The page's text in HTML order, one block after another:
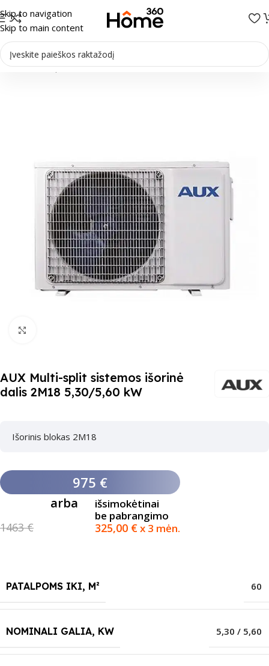
Skip to navigation
Skip to main content
Pradžia/Multi-Split sistemos/Išoriniai blokai
AUX Multi-split sistemos išorinė
dalis 2M18 5,30/5,60 kW
Išorinis blokas 2M18
975 €
1463 €
arba
išsimokėtinai
be pabrangimo
325,00 €x 3 mėn.
PATALPOMS IKI, M² 60
NOMINALI GALIA, KW 5,30 / 5,60